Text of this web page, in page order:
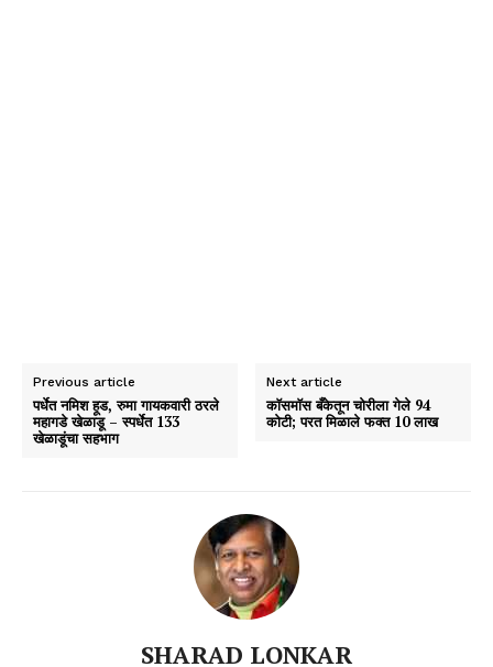
Previous article
पर्धेत नमिश हूड, रुमा गायकवारी ठरले
महागडे खेळाडू – स्पर्धेत 133
खेळाडूंचा सहभाग
Next article
काॅसमाॅस बँकेतून चाेरीला गेले 94
काेटी; परत मिळाले फक्त 10 लाख
SHARAD LONKAR